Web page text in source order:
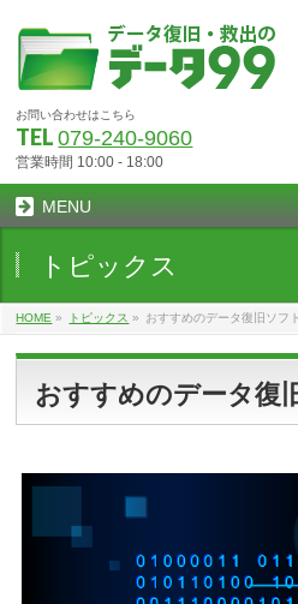
お問い合わせはこちら
TEL079-240-9060
営業時間 10:00 - 18:00
MENU
トピックス
HOME » トピックス » おすすめのデータ復旧ソフト
おすすめのデータ復